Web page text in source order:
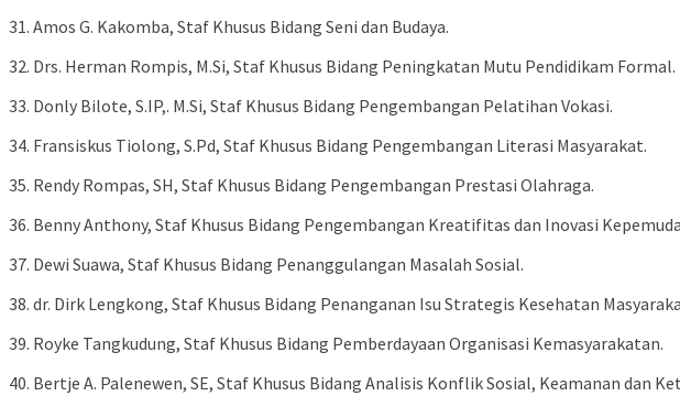
31. Amos G. Kakomba, Staf Khusus Bidang Seni dan Budaya.
32. Drs. Herman Rompis, M.Si, Staf Khusus Bidang Peningkatan Mutu Pendidikam Formal.
33. Donly Bilote, S.IP,. M.Si, Staf Khusus Bidang Pengembangan Pelatihan Vokasi.
34. Fransiskus Tiolong, S.Pd, Staf Khusus Bidang Pengembangan Literasi Masyarakat.
35. Rendy Rompas, SH, Staf Khusus Bidang Pengembangan Prestasi Olahraga.
36. Benny Anthony, Staf Khusus Bidang Pengembangan Kreatifitas dan Inovasi
37. Dewi Suawa, Staf Khusus Bidang Penanggulangan Masalah Sosial.
38. dr. Dirk Lengkong, Staf Khusus Bidang Penanganan Isu Strategis Kesehatan
39. Royke Tangkudung, Staf Khusus Bidang Pemberdayaan Organisasi Kemasyarakatan.
40. Bertje A. Palenewen, SE, Staf Khusus Bidang Analisis Konflik Sosial, Keamanan dan